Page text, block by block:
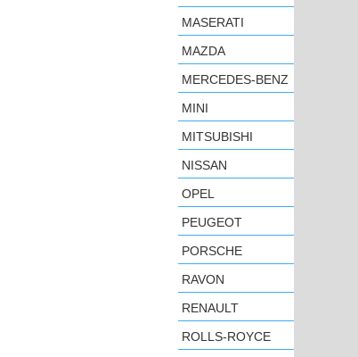
MASERATI
MAZDA
MERCEDES-BENZ
MINI
MITSUBISHI
NISSAN
OPEL
PEUGEOT
PORSCHE
RAVON
RENAULT
ROLLS-ROYCE